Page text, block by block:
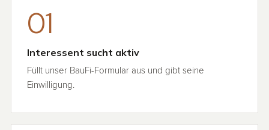
01
Interessent sucht aktiv
Füllt unser BauFi-Formular aus und gibt seine
Einwilligung.